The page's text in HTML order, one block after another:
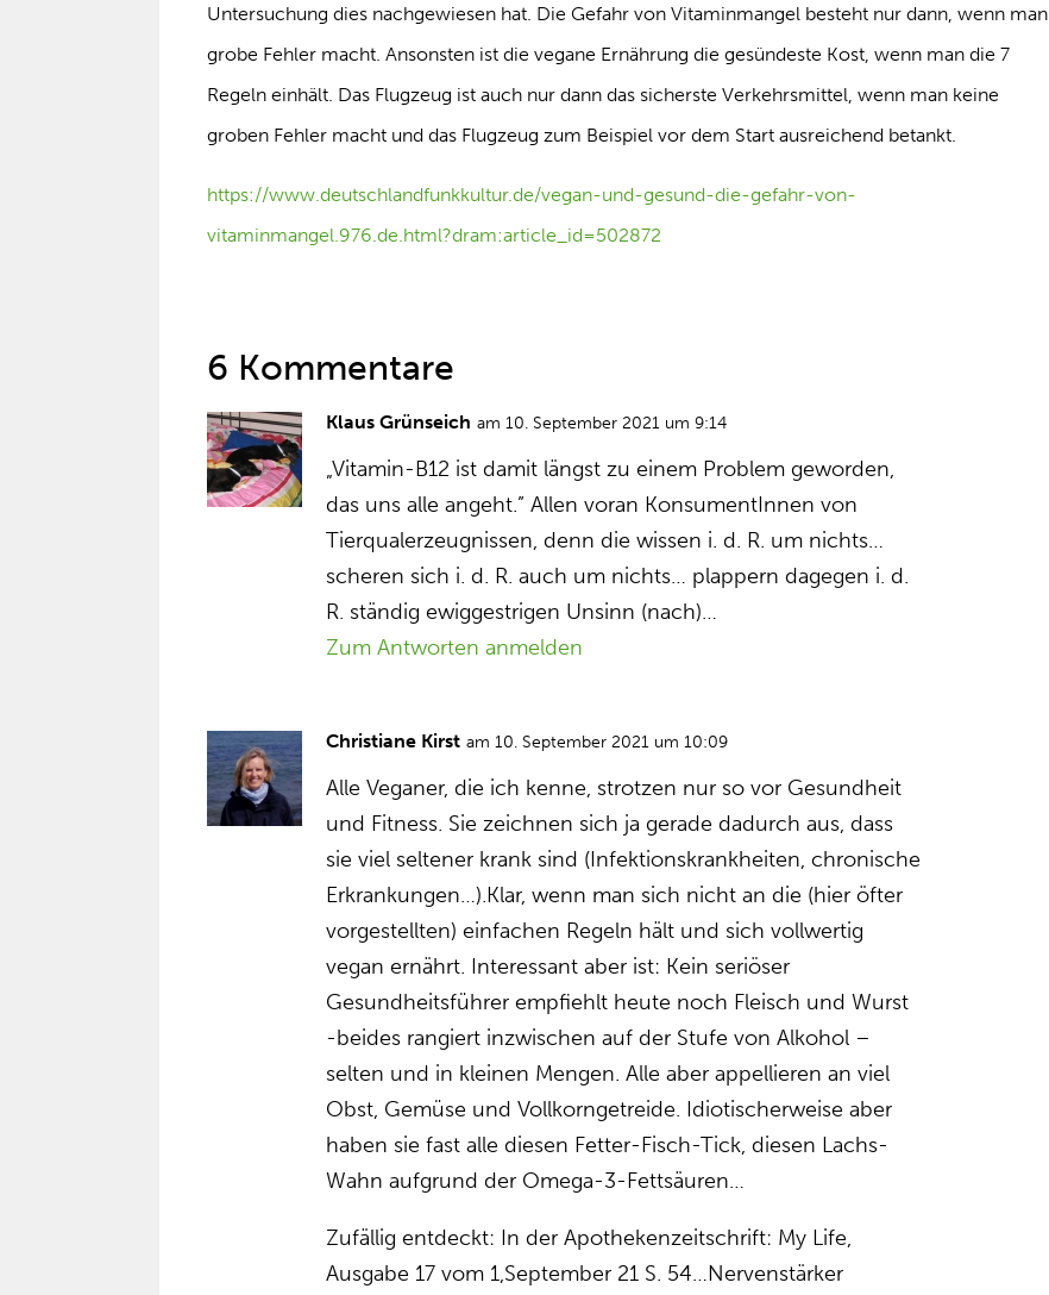
Untersuchung dies nachgewiesen hat. Die Gefahr von Vitaminmangel besteht nur dann, wenn man
grobe Fehler macht. Ansonsten ist die vegane Ernährung die gesündeste Kost, wenn man die 7
Regeln einhält. Das Flugzeug ist auch nur dann das sicherste Verkehrsmittel, wenn man keine
groben Fehler macht und das Flugzeug zum Beispiel vor dem Start ausreichend betankt.
https://www.deutschlandfunkkultur.de/vegan-und-gesund-die-gefahr-von-
vitaminmangel.976.de.html?dram:article_id=502872
6 Kommentare
Klaus Grünseich am 10. September 2021 um 9:14
„Vitamin-B12 ist damit längst zu einem Problem geworden,
das uns alle angeht.” Allen voran KonsumentInnen von
Tierqualerzeugnissen, denn die wissen i. d. R. um nichts…
scheren sich i. d. R. auch um nichts… plappern dagegen i. d.
R. ständig ewiggestrigen Unsinn (nach)…
Zum Antworten anmelden
Christiane Kirst am 10. September 2021 um 10:09
Alle Veganer, die ich kenne, strotzen nur so vor Gesundheit
und Fitness. Sie zeichnen sich ja gerade dadurch aus, dass
sie viel seltener krank sind (Infektionskrankheiten, chronische
Erkrankungen…).Klar, wenn man sich nicht an die (hier öfter
vorgestellten) einfachen Regeln hält und sich vollwertig
vegan ernährt. Interessant aber ist: Kein seriöser
Gesundheitsführer empfiehlt heute noch Fleisch und Wurst
-beides rangiert inzwischen auf der Stufe von Alkohol –
selten und in kleinen Mengen. Alle aber appellieren an viel
Obst, Gemüse und Vollkorngetreide. Idiotischerweise aber
haben sie fast alle diesen Fetter-Fisch-Tick, diesen Lachs-
Wahn aufgrund der Omega-3-Fettsäuren…
Zufällig entdeckt: In der Apothekenzeitschrift: My Life,
Ausgabe 17 vom 1,September 21 S. 54…Nervenstärker